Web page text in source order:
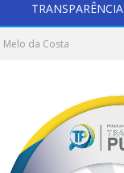
TRANSPARÊNCIA
Melo da Costa